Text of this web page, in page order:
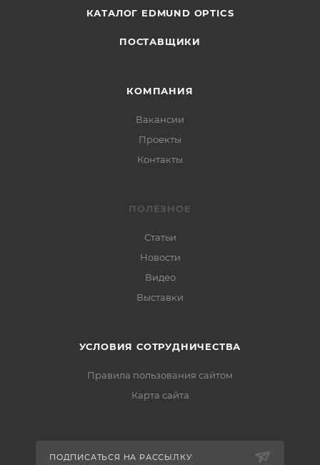
КАТАЛОГ EDMUND OPTICS
ПОСТАВЩИКИ
КОМПАНИЯ
Вакансии
Проекты
Контакты
ПОЛЕЗНОЕ
Статьи
Новости
Видео
Выставки
УСЛОВИЯ СОТРУДНИЧЕСТВА
Правила пользования сайтом
Карта сайта
ПОДПИСАТЬСЯ НА РАССЫЛКУ